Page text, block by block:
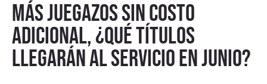
más juegazos sin costo
adicional, ¿qué títulos
llegarán al servicio en junio?